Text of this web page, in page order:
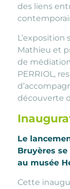
des liens
Mathieu et
de
PERRIOL,
découverte
Le
Bruyères
au musée
Cette